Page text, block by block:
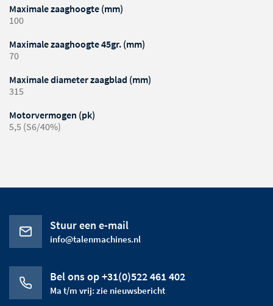
Maximale zaaghoogte (mm)
100
Maximale zaaghoogte 45gr. (mm)
70
Maximale diameter zaagblad (mm)
315
Motorvermogen (pk)
5,5 (S6/40%)
Stuur een e-mail
info@talenmachines.nl
Bel ons op +31(0)522 461 402
Ma t/m vrij: zie nieuwsbericht